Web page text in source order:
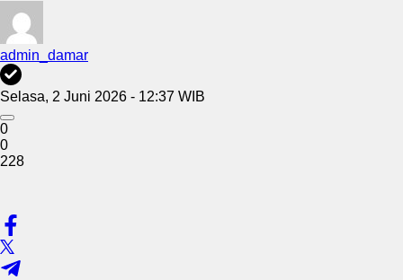
admin_damar
Selasa, 2 Juni 2026 - 12:37 WIB
0
0
228